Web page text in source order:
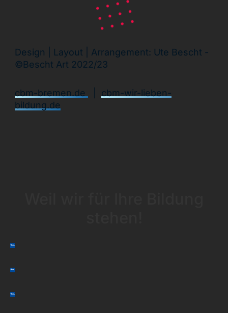
Design | Layout | Arrangement: Ute Bescht -
©Bescht Art 2022/23
cbm-bremen.de
cbm-wir-lieben-
bildung.de